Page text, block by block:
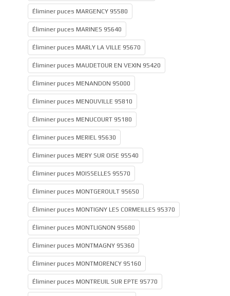
Éliminer puces MARGENCY 95580
Éliminer puces MARINES 95640
Éliminer puces MARLY LA VILLE 95670
Éliminer puces MAUDETOUR EN VEXIN 95420
Éliminer puces MENANDON 95000
Éliminer puces MENOUVILLE 95810
Éliminer puces MENUCOURT 95180
Éliminer puces MERIEL 95630
Éliminer puces MERY SUR OISE 95540
Éliminer puces MOISSELLES 95570
Éliminer puces MONTGEROULT 95650
Éliminer puces MONTIGNY LES CORMEILLES 95370
Éliminer puces MONTLIGNON 95680
Éliminer puces MONTMAGNY 95360
Éliminer puces MONTMORENCY 95160
Éliminer puces MONTREUIL SUR EPTE 95770